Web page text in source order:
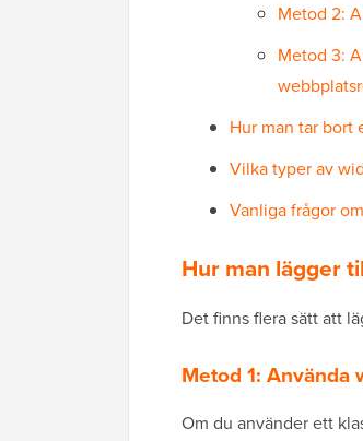
Metod 2:
Metod 3:
Hur man tar bort
Vilka typer av
Vanliga frågor
Hur man lägger
Det finns flera sätt att
Metod 1: Använda
Om du använder ett